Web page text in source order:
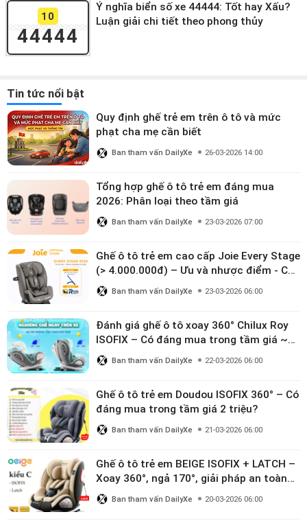
10
44444
Ý nghĩa biển số xe 44444: Tốt hay Xấu?
Luận giải chi tiết theo phong thủy
Tin tức nổi bật
Quy định ghế trẻ em trên ô tô và mức
phạt cha mẹ cần biết
Ban tham vấn DailyXe 26-03-2026 14:00
Tổng hợp ghế ô tô trẻ em đáng mua
2026: Phân loại theo tầm giá
Ban tham vấn DailyXe 23-03-2026 07:00
Ghế ô tô trẻ em cao cấp Joie Every Stage
(> 4.000.000đ) – Ưu và nhược điểm - Có
đáng đầu tư cho bé từ 0–12 tuổi?
Ban tham vấn DailyXe 23-03-2026 06:00
Đánh giá ghế ô tô xoay 360° Chilux Roy
ISOFIX – Có đáng mua trong tầm giá ~3
triệu
Ban tham vấn DailyXe 22-03-2026 06:00
Ghế ô tô trẻ em Doudou ISOFIX 360° – Có
đáng mua trong tầm giá 2 triệu?
Ban tham vấn DailyXe 21-03-2026 06:00
Ghế ô tô trẻ em BEIGE ISOFIX + LATCH –
Xoay 360°, ngả 170°, giải pháp an toàn
linh hoạt cho bé 0–10 tuổi
Ban tham vấn DailyXe 20-03-2026 06:00